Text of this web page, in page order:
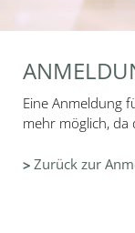
Eine Anmeldung
mehr möglich, da
Zurück zur